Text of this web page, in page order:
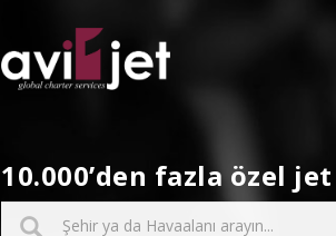
10.000’den fazla özel